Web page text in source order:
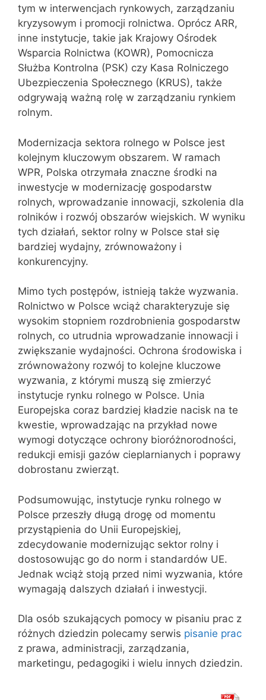
tym w interwencjach rynkowych, zarządzaniu
kryzysowym i promocji rolnictwa. Oprócz ARR,
inne instytucje, takie jak Krajowy Ośrodek
Wsparcia Rolnictwa (KOWR), Pomocnicza
Służba Kontrolna (PSK) czy Kasa Rolniczego
Ubezpieczenia Społecznego (KRUS), także
odgrywają ważną rolę w zarządzaniu rynkiem
rolnym.
Modernizacja sektora rolnego w Polsce jest
kolejnym kluczowym obszarem. W ramach
WPR, Polska otrzymała znaczne środki na
inwestycje w modernizację gospodarstw
rolnych, wprowadzanie innowacji, szkolenia dla
rolników i rozwój obszarów wiejskich. W wyniku
tych działań, sektor rolny w Polsce stał się
bardziej wydajny, zrównoważony i
konkurencyjny.
Mimo tych postępów, istnieją także wyzwania.
Rolnictwo w Polsce wciąż charakteryzuje się
wysokim stopniem rozdrobnienia gospodarstw
rolnych, co utrudnia wprowadzanie innowacji i
zwiększanie wydajności. Ochrona środowiska i
zrównoważony rozwój to kolejne kluczowe
wyzwania, z którymi muszą się zmierzyć
instytucje rynku rolnego w Polsce. Unia
Europejska coraz bardziej kładzie nacisk na te
kwestie, wprowadzając na przykład nowe
wymogi dotyczące ochrony bioróżnorodności,
redukcji emisji gazów cieplarnianych i poprawy
dobrostanu zwierząt.
Podsumowując, instytucje rynku rolnego w
Polsce przeszły długą drogę od momentu
przystąpienia do Unii Europejskiej,
zdecydowanie modernizując sektor rolny i
dostosowując go do norm i standardów UE.
Jednak wciąż stoją przed nimi wyzwania, które
wymagają dalszych działań i inwestycji.
Dla osób szukających pomocy w pisaniu prac z
różnych dziedzin polecamy serwis pisanie prac
z prawa, administracji, zarządzania,
marketingu, pedagogiki i wielu innych dziedzin.